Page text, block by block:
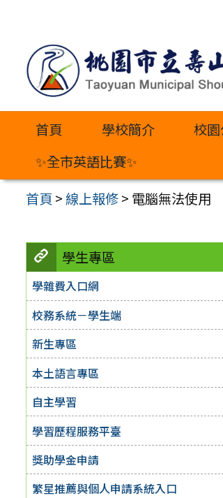
內
首頁 學校簡介 校
✨全市英語比賽✨
首頁 >線上報修> 電腦無法使用
學生專區
學雜費入口網
校務系統－學生端
新生專區
本土語言專區
自主學習
學習歷程服務平臺
獎助學金申請
繁星推薦與個人申請系統入口